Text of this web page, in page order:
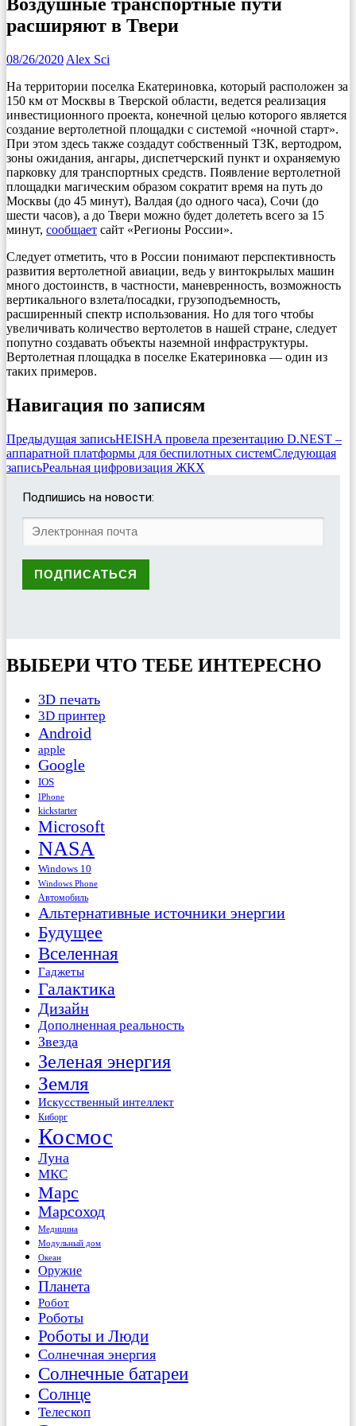
расширяют в Твери
08/26/2020 Alex Sci
На территории поселка Екатериновка, который расположен за
150 км от Москвы в Тверской области, ведется реализация
инвестиционного проекта, конечной целью которого является
создание вертолетной площадки с системой «ночной старт».
При этом здесь также создадут собственный ТЗК, вертодром,
зоны ожидания, ангары, диспетчерский пункт и охраняемую
парковку для транспортных средств. Появление вертолетной
площадки магическим образом сократит время на путь до
Москвы (до 45 минут), Валдая (до одного часа), Сочи (до
шести часов), а до Твери можно будет долететь всего за 15
минут, сообщает сайт «Регионы России».
Следует отметить, что в России понимают перспективность
развития вертолетной авиации, ведь у винтокрылых машин
много достоинств, в частности, маневренность, возможность
вертикального взлета/посадки, грузоподъемность,
расширенный спектр использования. Но для того чтобы
увеличивать количество вертолетов в нашей стране, следует
попутно создавать объекты наземной инфраструктуры.
Вертолетная площадка в поселке Екатериновка — один из
таких примеров.
Навигация по записям
Предыдущая записьHEISHA провела презентацию D.NEST –
аппаратной платформы для беспилотных системСледующая
записьРеальная цифровизация ЖКХ
Подпишись на новости:
ВЫБЕРИ ЧТО ТЕБЕ ИНТЕРЕСНО
3D печать
3D принтер
Android
apple
Google
IOS
IPhone
kickstarter
Microsoft
NASA
Windows 10
Windows Phone
Автомобиль
Альтернативные источники энергии
Будущее
Вселенная
Гаджеты
Галактика
Дизайн
Дополненная реальность
Звезда
Зеленая энергия
Земля
Искусственный интеллект
Киборг
Космос
Луна
МКС
Марс
Марсоход
Медицина
Модульный дом
Океан
Оружие
Планета
Робот
Роботы
Роботы и Люди
Солнечная энергия
Солнечные батареи
Солнце
Телескоп